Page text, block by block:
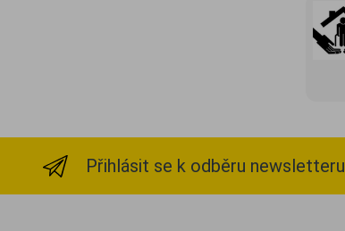
Přihlásit se k odběru newsletteru